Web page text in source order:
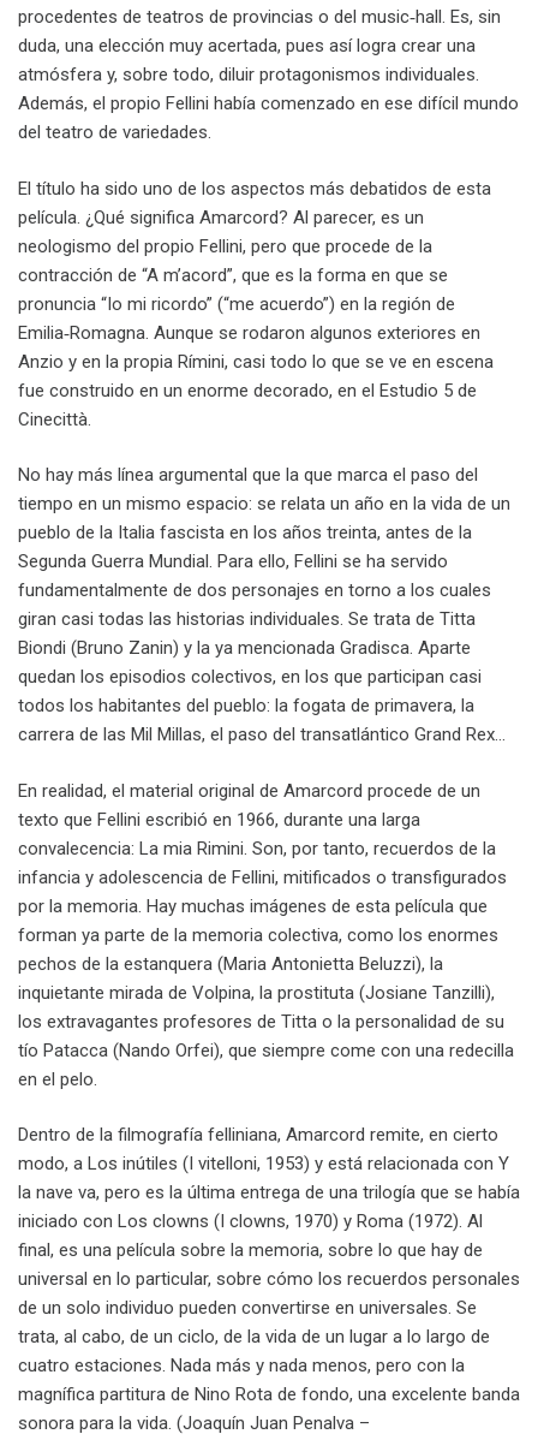
procedentes de teatros de provincias o del music‑hall. Es, sin
duda, una elección muy acertada, pues así logra crear una
atmósfera y, sobre todo, diluir protagonismos individuales.
Además, el propio Fellini había comenzado en ese difícil mundo
del teatro de variedades.
El título ha sido uno de los aspectos más debatidos de esta
película. ¿Qué significa Amarcord? Al parecer, es un
neologismo del propio Fellini, pero que procede de la
contracción de “A m’acord”, que es la forma en que se
pronuncia “Io mi ricordo” (“me acuerdo”) en la región de
Emilia‑Romagna. Aunque se rodaron algunos exteriores en
Anzio y en la propia Rímini, casi todo lo que se ve en escena
fue construido en un enorme decorado, en el Estudio 5 de
Cinecittà.
No hay más línea argumental que la que marca el paso del
tiempo en un mismo espacio: se relata un año en la vida de un
pueblo de la Italia fascista en los años treinta, antes de la
Segunda Guerra Mundial. Para ello, Fellini se ha servido
fundamentalmente de dos personajes en torno a los cuales
giran casi todas las historias individuales. Se trata de Titta
Biondi (Bruno Zanin) y la ya mencionada Gradisca. Aparte
quedan los episodios colectivos, en los que participan casi
todos los habitantes del pueblo: la fogata de primavera, la
carrera de las Mil Millas, el paso del transatlántico Grand Rex…
En realidad, el material original de Amarcord procede de un
texto que Fellini escribió en 1966, durante una larga
convalecencia: La mia Rimini. Son, por tanto, recuerdos de la
infancia y adolescencia de Fellini, mitificados o transfigurados
por la memoria. Hay muchas imágenes de esta película que
forman ya parte de la memoria colectiva, como los enormes
pechos de la estanquera (Maria Antonietta Beluzzi), la
inquietante mirada de Volpina, la prostituta (Josiane Tanzilli),
los extravagantes profesores de Titta o la personalidad de su
tío Patacca (Nando Orfei), que siempre come con una redecilla
en el pelo.
Dentro de la filmografía felliniana, Amarcord remite, en cierto
modo, a Los inútiles (I vitelloni, 1953) y está relacionada con Y
la nave va, pero es la última entrega de una trilogía que se había
iniciado con Los clowns (I clowns, 1970) y Roma (1972). Al
final, es una película sobre la memoria, sobre lo que hay de
universal en lo particular, sobre cómo los recuerdos personales
de un solo individuo pueden convertirse en universales. Se
trata, al cabo, de un ciclo, de la vida de un lugar a lo largo de
cuatro estaciones. Nada más y nada menos, pero con la
magnífica partitura de Nino Rota de fondo, una excelente banda
sonora para la vida. (Joaquín Juan Penalva –